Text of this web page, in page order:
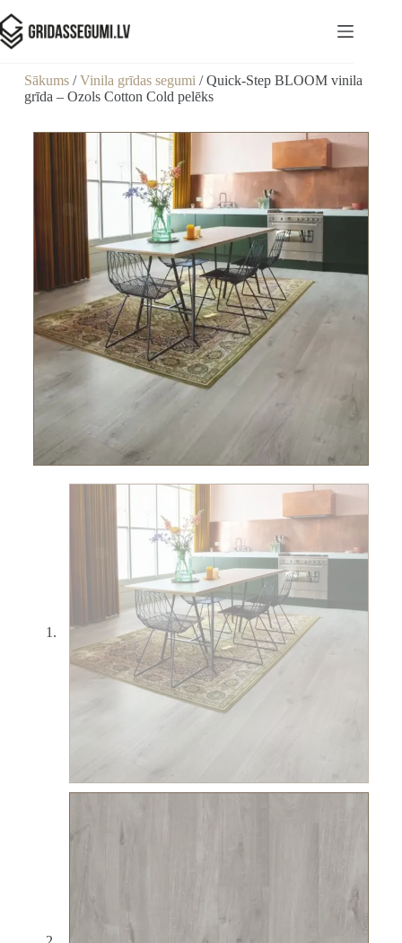
Sākums/Vinila grīdas segumi / Quick-Step BLOOM vinila
grīda – Ozols Cotton Cold pelēks